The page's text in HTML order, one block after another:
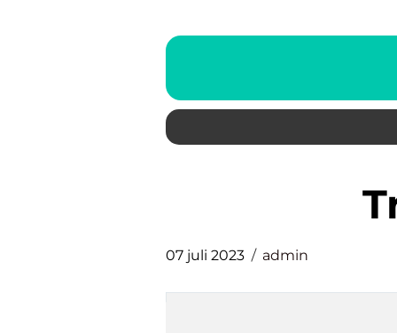
07 juli 2023 admin